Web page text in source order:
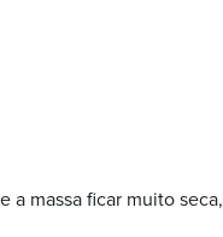
a massa ficar muito seca,